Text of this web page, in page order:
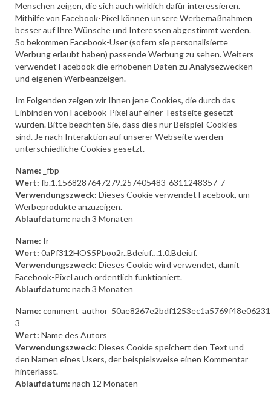
Menschen zeigen, die sich auch wirklich dafür interessieren.
Mithilfe von Facebook-Pixel können unsere Werbemaßnahmen
besser auf Ihre Wünsche und Interessen abgestimmt werden.
So bekommen Facebook-User (sofern sie personalisierte
Werbung erlaubt haben) passende Werbung zu sehen. Weiters
verwendet Facebook die erhobenen Daten zu Analysezwecken
und eigenen Werbeanzeigen.
Im Folgenden zeigen wir Ihnen jene Cookies, die durch das
Einbinden von Facebook-Pixel auf einer Testseite gesetzt
wurden. Bitte beachten Sie, dass dies nur Beispiel-Cookies
sind. Je nach Interaktion auf unserer Webseite werden
unterschiedliche Cookies gesetzt.
Name: _fbp
Wert: fb.1.1568287647279.257405483-6311248357-7
Verwendungszweck: Dieses Cookie verwendet Facebook, um
Werbeprodukte anzuzeigen.
Ablaufdatum: nach 3 Monaten
Name: fr
Wert: 0aPf312HOS5Pboo2r..Bdeiuf…1.0.Bdeiuf.
Verwendungszweck: Dieses Cookie wird verwendet, damit
Facebook-Pixel auch ordentlich funktioniert.
Ablaufdatum: nach 3 Monaten
Name:
3
Wert: Name des Autors
Verwendungszweck: Dieses Cookie speichert den Text und
den Namen eines Users, der beispielsweise einen Kommentar
hinterlässt.
Ablaufdatum: nach 12 Monaten